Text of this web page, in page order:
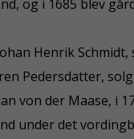
og i 1685 blev
Henrik
Pedersdatter,
von der Maase, i
under det